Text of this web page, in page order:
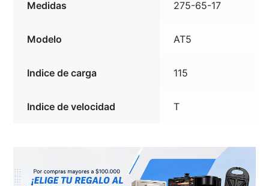
Medidas 275-65-17
Modelo AT5
Indice de carga 115
Indice de velocidad T